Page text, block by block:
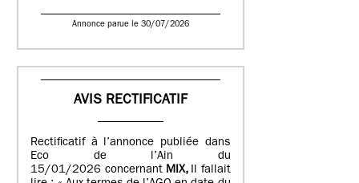
Annonce parue le 30/07/2026
AVIS RECTIFICATIF
Rectificatif à l’annonce publiée dans
Eco de l’Ain du
15/01/2026 concernant MIX, Il fallait